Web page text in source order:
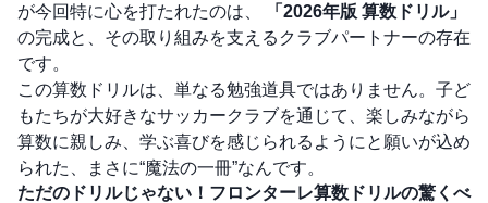
が今回特に心を打たれたのは、
「2026年版 算数ドリル」
の完成と、その取り組みを支えるクラブパートナーの存在
です。
この算数ドリルは、単なる勉強道具ではありません。子ど
もたちが大好きなサッカークラブを通じて、楽しみながら
算数に親しみ、学ぶ喜びを感じられるようにと願いが込め
られた、まさに“魔法の一冊”なんです。
ただのドリルじゃない！フロンターレ算数ドリルの驚くべ